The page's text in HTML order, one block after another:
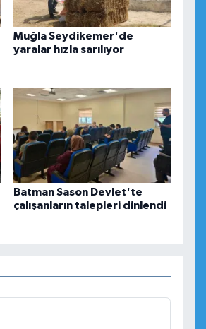
Muğla Seydikemer'de
yaralar hızla sarılıyor
Batman Sason Devlet'te
çalışanların talepleri dinlendi